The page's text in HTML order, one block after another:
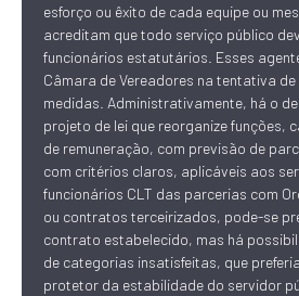
esforço ou êxito de cada equipe ou
acreditam que todo serviço público
funcionários estatutários. Esses
Câmara de Vereadores na tentativa
medidas. Administrativamente, há o
projeto de lei que reorganize funções,
de remuneração, com previsão de
com critérios claros, aplicáveis aos
funcionários CLT das parcerias com
ou contratos terceirizados, pode-se
contrato estabelecido, mas há
de categorias insatisfeitas, que
protetor da estabilidade do servidor